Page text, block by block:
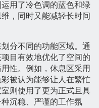
用了冷色调的蓝色和绿
，同时又能减轻长时间
分不同的功能区域。通
目有效地优化了空间的
性。例如，休息区采用
被认为能够让人在繁忙
则使用了更为正式且具
沉稳、严谨的工作氛